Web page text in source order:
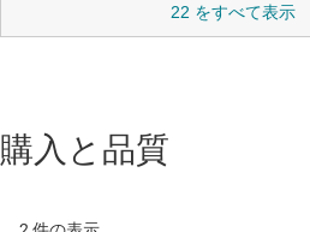
22 をすべて表示
購入と品質